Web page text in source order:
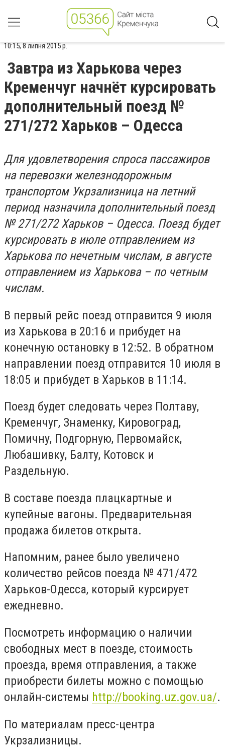
10:15, 8 липня 2015 р.
Завтра из Харькова через
Кременчуг начнёт курсировать
дополнительный поезд №
271/272 Харьков – Одесса
Для удовлетворения спроса пассажиров
на перевозки железнодорожным
транспортом Укрзализница на летний
период назначила дополнительный поезд
№ 271/272 Харьков – Одесса. Поезд будет
курсировать в июле отправлением из
Харькова по нечетным числам, в августе
отправлением из Харькова – по четным
числам.
В первый рейс поезд отправится 9 июля
из Харькова в 20:16 и прибудет на
конечную остановку в 12:52. В обратном
направлении поезд отправится 10 июля в
18:05 и прибудет в Харьков в 11:14.
Поезд будет следовать через Полтаву,
Кременчуг, Знаменку, Кировоград,
Помичну, Подгорную, Первомайск,
Любашивку, Балту, Котовск и
Раздельную.
В составе поезда плацкартные и
купейные вагоны. Предварительная
продажа билетов открыта.
Напомним, ранее было увеличено
количество рейсов поезда № 471/472
Харьков-Одесса, который курсирует
ежедневно.
Посмотреть информацию о наличии
свободных мест в поезде, стоимость
проезда, время отправления, а также
приобрести билеты можно с помощью
онлайн-системы http://booking.uz.gov.ua/.
По материалам пресс-центра
Укрзализницы.